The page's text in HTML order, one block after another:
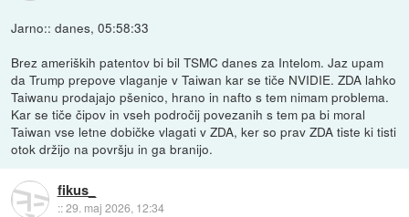
Jarno:: danes, 05:58:33
Brez ameriških patentov bi bil TSMC danes za Intelom. Jaz upam
da Trump prepove vlaganje v Taiwan kar se tiče NVIDIE. ZDA lahko
Taiwanu prodajajo pšenico, hrano in nafto s tem nimam problema.
Kar se tiče čipov in vseh področij povezanih s tem pa bi moral
Taiwan vse letne dobičke vlagati v ZDA, ker so prav ZDA tiste ki tisti
otok držijo na površju in ga branijo.
fikus_
::29. maj 2026, 12:34